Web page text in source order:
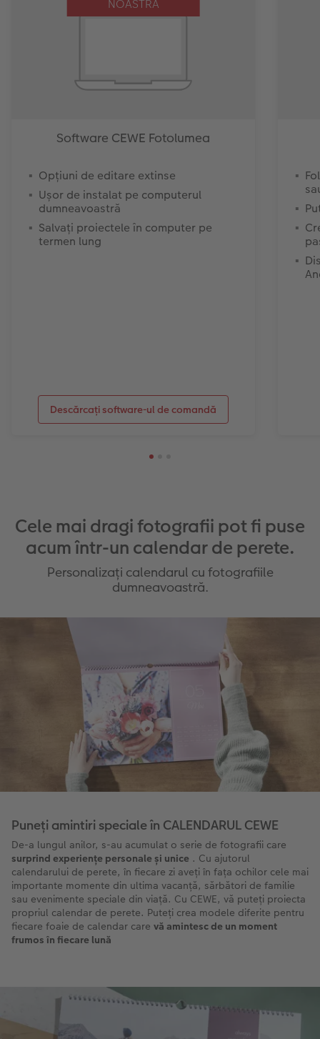
NOASTRĂ
Software CEWE Fotolumea
Opțiuni de editare extinse
Ușor de instalat pe computerul
dumneavoastră
Salvați proiectele în computer pe
termen lung
Descărcați software-ul de comandă
Cele mai dragi fotografii pot fi puse
acum într-un calendar de perete.
Personalizați calendarul cu fotografiile
dumneavoastră.
Puneți amintiri speciale în CALENDARUL CEWE
De-a lungul anilor, s-au acumulat o serie de fotografii care
surprind experiențe personale și unice . Cu ajutorul
calendarului de perete, în fiecare zi aveți în fața ochilor cele mai
importante momente din ultima vacanță, sărbători de familie
sau evenimente speciale din viață. Cu CEWE, vă puteți proiecta
propriul calendar de perete. Puteți crea modele diferite pentru
fiecare foaie de calendar care vă amintesc de un moment
frumos în fiecare lună